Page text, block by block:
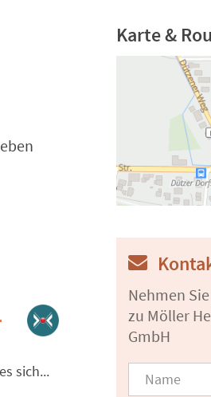
sich...
Karte &
Nehmen
zu Möller
GmbH